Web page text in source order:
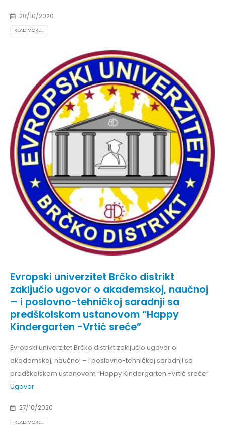
28/10/2020
READ MORE...
Evropski univerzitet Brčko distrikt
zaključio ugovor o akademskoj, naučnoj
– i poslovno-tehničkoj saradnji sa
predškolskom ustanovom “Happy
Kindergarten -Vrtić sreće”
Evropski univerzitet Brčko distrikt zaključio ugovor o
akademskoj, naučnoj – i poslovno-tehničkoj saradnji sa
predškolskom ustanovom “Happy Kindergarten -Vrtić sreće”
Ugovor
27/10/2020
READ MORE...